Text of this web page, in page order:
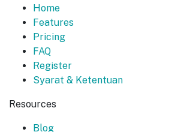
Home
Features
Pricing
FAQ
Register
Syarat & Ketentuan
Resources
Blog